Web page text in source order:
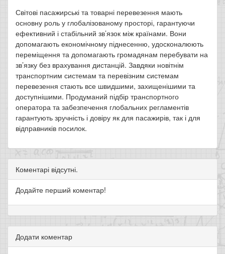
Світові пасажирські та товарні перевезення мають
основну роль у глобалізованому просторі, гарантуючи
ефективний і стабільний зв’язок між країнами. Вони
допомагають економічному піднесенню, удосконалюють
переміщення та допомагають громадянам перебувати на
зв’язку без врахування дистанцій. Завдяки новітнім
транспортним системам та перевізним системам
перевезення стають все швидшими, захищенішими та
доступнішими. Продуманий підбір транспортного
оператора та забезпечення глобальних регламентів
гарантують зручність і довіру як для пасажирів, так і для
відправників посилок.
Коментарі відсутні.
Додайте перший коментар!
Додати коментар